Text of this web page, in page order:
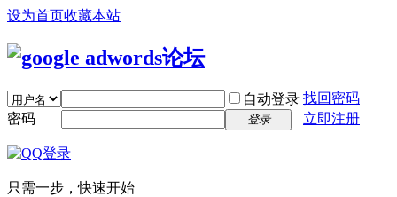
设为首页收藏本站
自动登录 找回密码
密码
登录 立即注册
只需一步，快速开始